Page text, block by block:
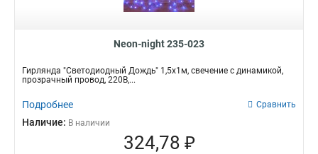
Neon-night 235-023
Гирлянда "Светодиодный Дождь" 1,5х1м, свечение с динамикой,
прозрачный провод, 220В,...
Подробнее Сравнить
Наличие: В наличии
324,78 ₽